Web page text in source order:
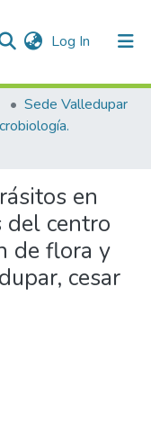
Log In (current)
Sede Valledupar
en
del centro
de flora y
cesar